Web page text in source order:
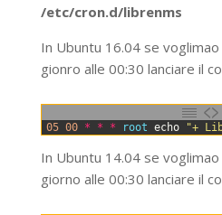
/etc/cron.d/librenms
In Ubuntu 16.04 se
gionro alle 00:30 lanciare il
05 00 * * * root echo "+
In Ubuntu 14.04 se
giorno alle 00:30 lanciare il